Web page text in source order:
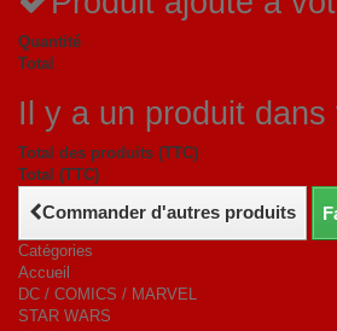
Quantité
Total
Il y a un produit dans
Total des produits (TTC)
Total (TTC)
Commander d'autres produits
Catégories
Accueil
DC / COMICS / MARVEL
STAR WARS